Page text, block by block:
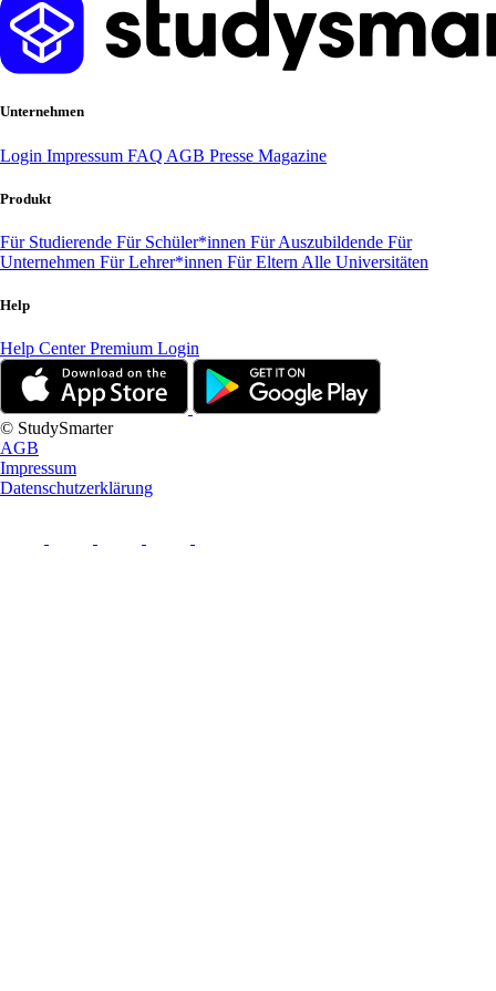
Unternehmen
Login Impressum FAQ AGB Presse Magazine
Produkt
Für Studierende Für Schüler*innen Für Auszubildende Für
Unternehmen Für Lehrer*innen Für Eltern Alle Universitäten
Help
Help CenterPremium Login
© StudySmarter
AGB
Impressum
Datenschutzerklärung